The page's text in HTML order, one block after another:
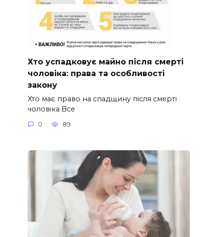
Хто успадковує майно після смерті
чоловіка: права та особливості
закону
Хто має право на спадщину після смерті
чоловіка Все
0 89